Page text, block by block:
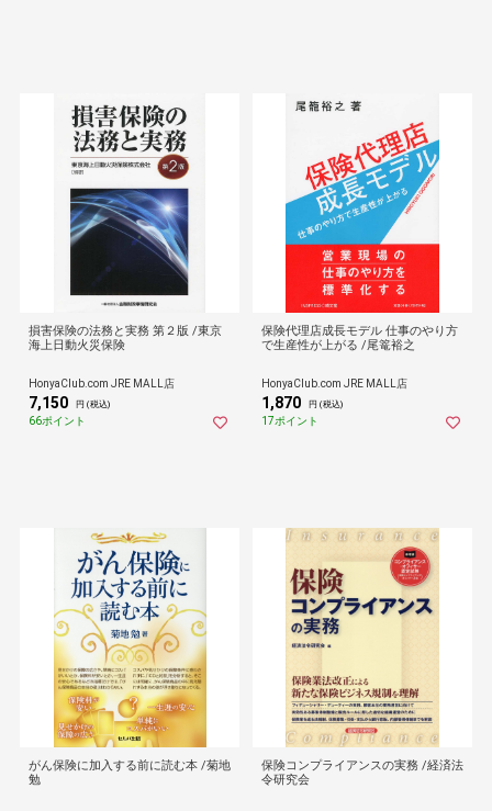
損害保険の法務と実務 第２版 /東京
海上日動火災保険
HonyaClub.com JRE MALL店
7,150 円 (税込)
66ポイント
保険代理店成長モデル 仕事のやり方
で生産性が上がる /尾篭裕之
HonyaClub.com JRE MALL店
1,870 円 (税込)
17ポイント
がん保険に加入する前に読む本 /菊地
勉
保険コンプライアンスの実務 /経済法
令研究会